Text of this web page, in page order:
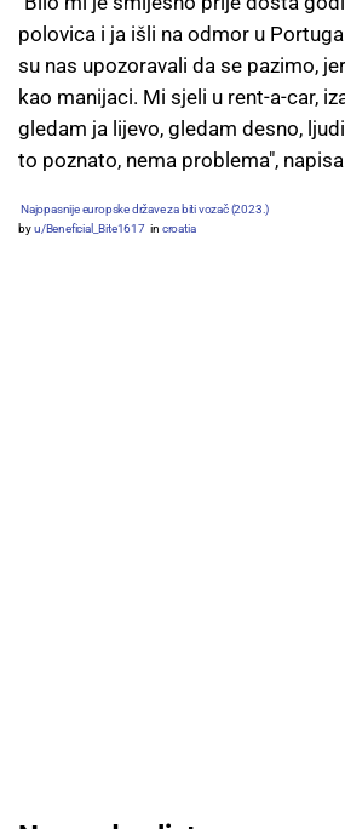
polovica i ja išli na odmor u
su nas upozoravali da se pazimo,
kao manijaci. Mi sjeli u rent-a-car,
gledam ja lijevo, gledam desno,
to poznato, nema problema",
Najopasnije europske države za biti vozač (2023.)
byu/Beneficial_Bite1617 in croatia